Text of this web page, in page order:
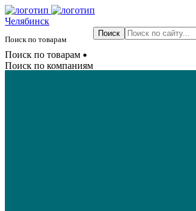
Челябинск
Поиск по товарам
Поиск по товарам
Поиск по компаниям